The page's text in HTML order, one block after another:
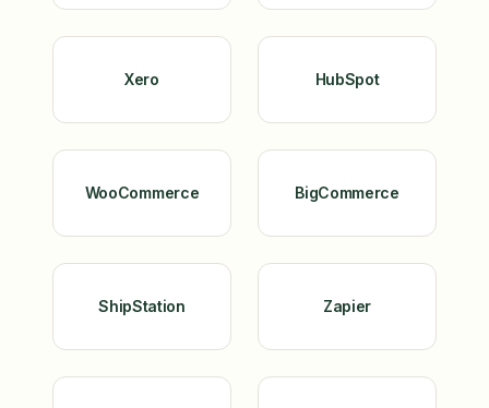
Xero HubSpot
WooCommerce BigCommerce
ShipStation Zapier